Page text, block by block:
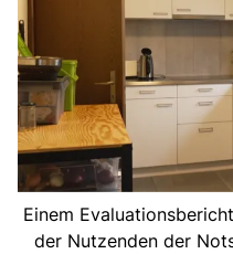
Einem
der Nutzenden der